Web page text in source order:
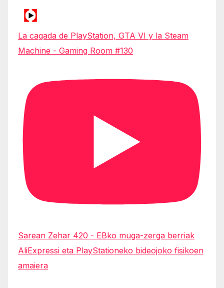
La cagada de PlayStation, GTA VI y la Steam
Machine - Gaming Room #130
Sarean Zehar 420 - EBko muga-zerga berriak
AliExpressi eta PlayStationeko bideojoko fisikoen
amaiera